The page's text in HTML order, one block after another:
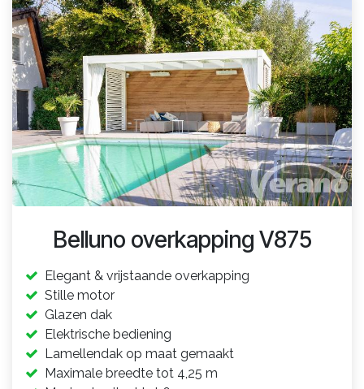
Belluno overkapping V875
Elegant & vrijstaande overkapping
Stille motor
Glazen dak
Elektrische bediening
Lamellendak op maat gemaakt
Maximale breedte tot 4,25 m